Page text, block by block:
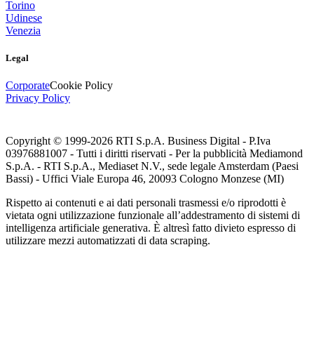
Torino
Udinese
Venezia
Legal
CorporateCookie Policy
Privacy Policy
Copyright © 1999-2026 RTI S.p.A. Business Digital - P.Iva
03976881007 - Tutti i diritti riservati - Per la pubblicità Mediamond
S.p.A. - RTI S.p.A., Mediaset N.V., sede legale Amsterdam (Paesi
Bassi) - Uffici Viale Europa 46, 20093 Cologno Monzese (MI)
Rispetto ai contenuti e ai dati personali trasmessi e/o riprodotti è
vietata ogni utilizzazione funzionale all’addestramento di sistemi di
intelligenza artificiale generativa. È altresì fatto divieto espresso di
utilizzare mezzi automatizzati di data scraping.